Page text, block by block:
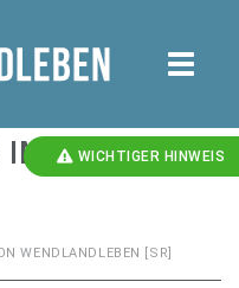
WICHTIGER HINWEIS
toggle
IM JANUAR
WENDLANDLEBEN [SR]